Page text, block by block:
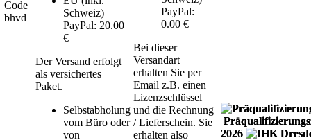
Schweiz)
PayPal: 20.00
€
Der Versand erfolgt
als versichertes
Paket.
Selbstabholung
vom Büro oder
von
PayPal:
0.00 €
Bei dieser
Versandart
erhalten Sie per
Email z.B. einen
Lizenzschlüssel
und die Rechnung
/ Lieferschein. Sie
erhalten also
2026